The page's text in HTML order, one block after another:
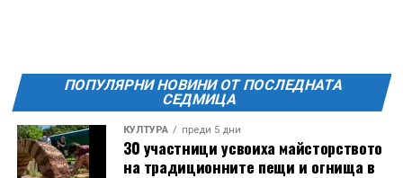
ПОПУЛЯРНИ НОВИНИ ОТ ПОСЛЕДНАТА
СЕДМИЦА
КУЛТУРА преди 5 дни
30 участници усвоиха майсторството
на традиционните пещи и огнища в